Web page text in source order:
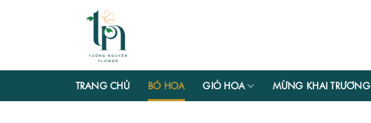
TRANG CHỦ BÓ HOA GIỎ HOA MỪNG KHAI TRƯƠNG